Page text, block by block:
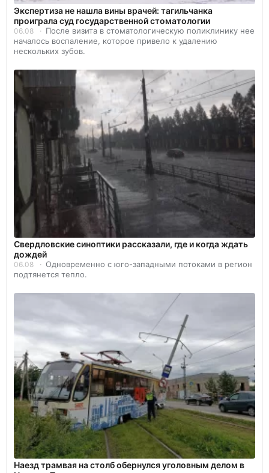
Экспертиза не нашла вины врачей: тагильчанка
проиграла суд государственной стоматологии
06.08
После визита в стоматологическую поликлинику нее
началось воспаление, которое привело к удалению
нескольких зубов.
Свердловские синоптики рассказали, где и когда ждать
дождей
06.08
Одновременно с юго-западными потоками в регион
подтянется тепло.
Наезд трамвая на столб обернулся уголовным делом в